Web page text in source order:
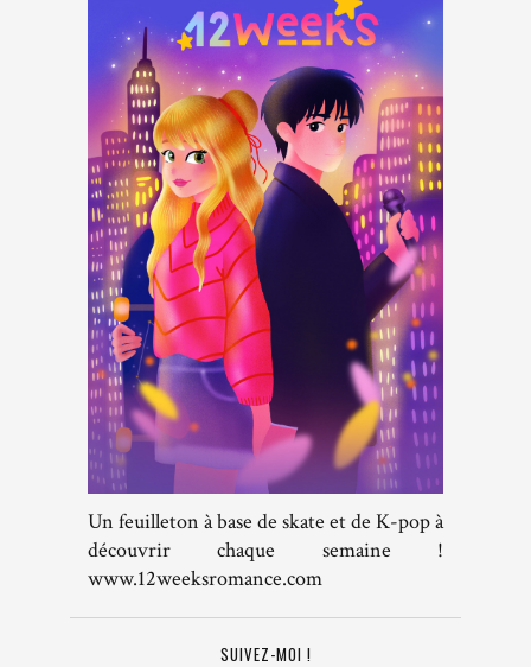
Un feuilleton à base de skate et de K-pop à
découvrir chaque semaine !
www.12weeksromance.com
SUIVEZ-MOI !